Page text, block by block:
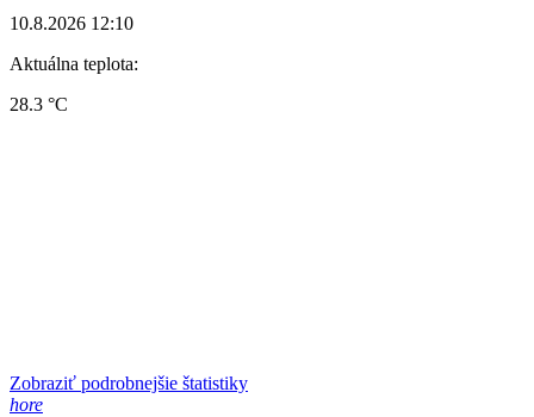
10.8.2026 12:10
Aktuálna teplota:
28.3 °C
Zobraziť podrobnejšie štatistiky
hore